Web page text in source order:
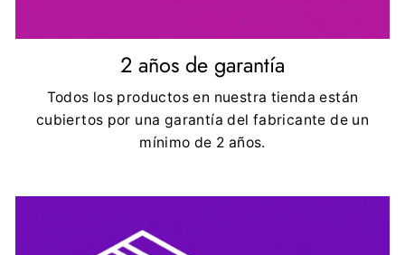
2 años de garantía
Todos los productos en nuestra tienda están
cubiertos por una garantía del fabricante de un
mínimo de 2 años.